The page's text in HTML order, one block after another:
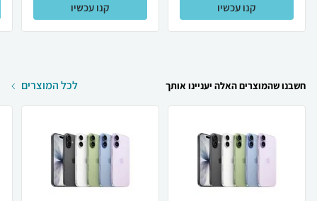
קנו עכשיו קנו עכשיו
חשבנו שהמוצרים האלה יעניינו אותך לכל המוצרים